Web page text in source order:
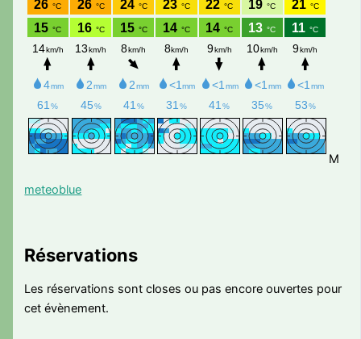
M
meteoblue
Réservations
Les réservations sont closes ou pas encore ouvertes pour
cet évènement.